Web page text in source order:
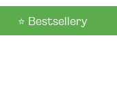
⭐ Bestsellery